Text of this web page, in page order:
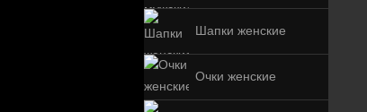
Шапки женские
Очки женские